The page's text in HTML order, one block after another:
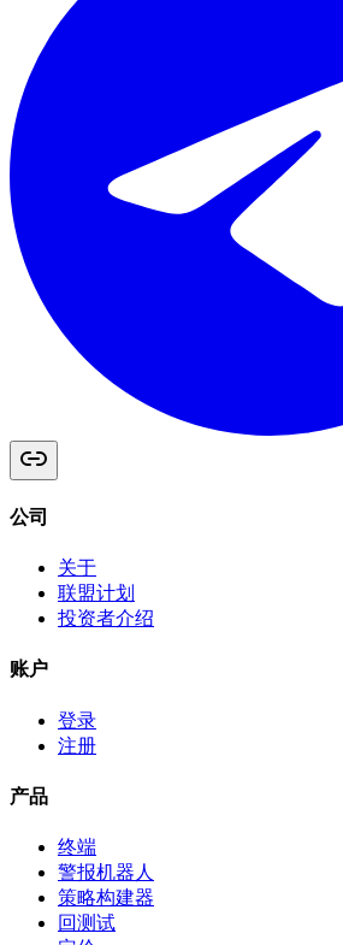
公司
关于
联盟计划
投资者介绍
账户
登录
注册
产品
终端
警报机器人
策略构建器
回测试